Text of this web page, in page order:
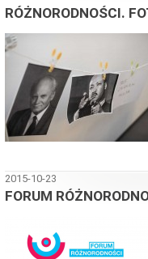
RÓŻNORODNOŚCI.
2015-10-23
FORUM